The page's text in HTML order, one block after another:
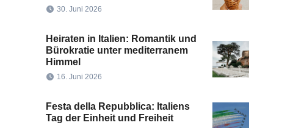
30. Juni 2026
Heiraten in Italien: Romantik und
Bürokratie unter mediterranem
Himmel
16. Juni 2026
Festa della Repubblica: Italiens
Tag der Einheit und Freiheit